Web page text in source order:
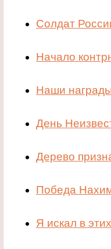
Солдат
Начало
Наши
День
Дерево
Победа
Я искал в